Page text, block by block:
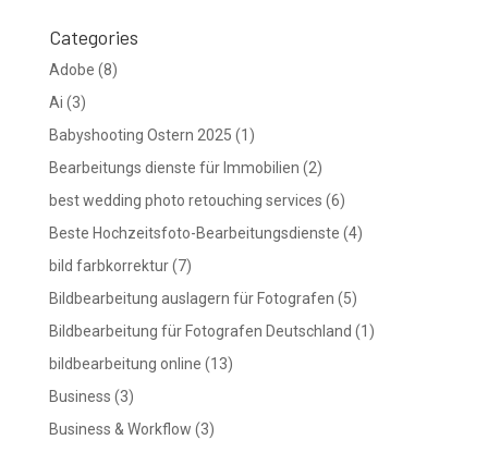
Categories
Adobe (8)
Ai (3)
Babyshooting Ostern 2025 (1)
Bearbeitungs dienste für Immobilien (2)
best wedding photo retouching services (6)
Beste Hochzeitsfoto-Bearbeitungsdienste (4)
bild farbkorrektur(7)
Bildbearbeitung auslagern für Fotografen (5)
Bildbearbeitung für Fotografen Deutschland (1)
bildbearbeitung online (13)
Business (3)
Business & Workflow (3)